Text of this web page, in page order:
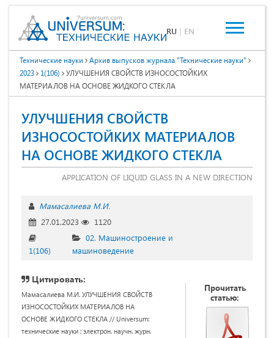
RU | EN
Технические науки
Архив выпусков журнала "Технические науки"
2023
1(106)
УЛУЧШЕНИЯ СВОЙСТВ ИЗНОСОСТОЙКИХ
МАТЕРИАЛОВ НА ОСНОВЕ ЖИДКОГО СТЕКЛА
УЛУЧШЕНИЯ СВОЙСТВ
ИЗНОСОСТОЙКИХ МАТЕРИАЛОВ
НА ОСНОВЕ ЖИДКОГО СТЕКЛА
APPLICATION OF LIQUID GLASS IN A NEW DIRECTION
Мамасалиева М.И.
27.01.2023
1120
1(106)
02. Машиностроение и
машиноведение
Цитировать:
Мамасалиева М.И. УЛУЧШЕНИЯ СВОЙСТВ
ИЗНОСОСТОЙКИХ МАТЕРИАЛОВ НА
ОСНОВЕ ЖИДКОГО СТЕКЛА // Universum:
технические науки : электрон. научн. журн.
Прочитать
статью: